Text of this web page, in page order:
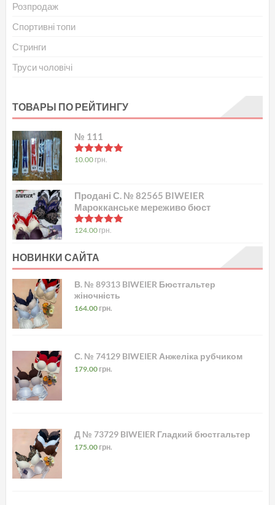
Розпродаж
Спортивні топи
Стринги
Труси чоловічі
ТОВАРЫ ПО РЕЙТИНГУ
№ 111
в 5.00з 5
10.00 грн.
Продані С. № 82565 BIWEIER
Марокканське мереживо бюст
в5.00з 5
124.00 грн.
НОВИНКИ САЙТА
В. № 89313 BIWEIER Бюстгальтер
жіночність
164.00 грн.
С. № 74129 BIWEIER Анжеліка рубчиком
179.00 грн.
Д № 73729 BIWEIER Гладкий бюстгальтер
175.00 грн.